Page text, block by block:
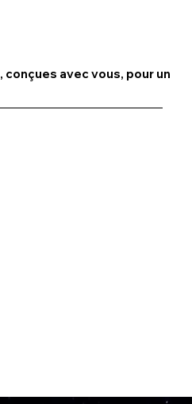
, conçues avec vous, pour un